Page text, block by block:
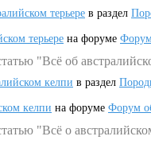
терьере в раздел
терьере на форуме
"Всё об
келпи в раздел
келпи на форуме Форум
"Всё о